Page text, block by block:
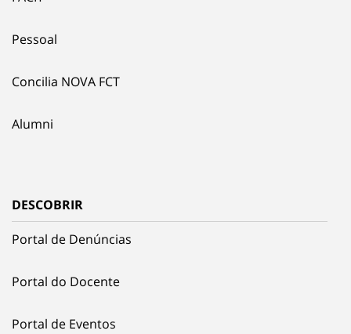
Pessoal
Concilia NOVA FCT
Alumni
DESCOBRIR
Portal de Denúncias
Portal do Docente
Portal de Eventos